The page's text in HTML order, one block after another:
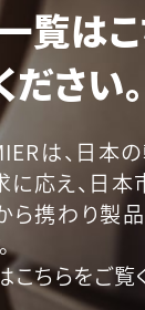
覧はこ
さい。
は、日本
に応え、日
携わり製
ちらをご覧